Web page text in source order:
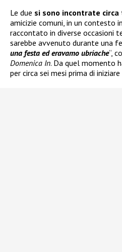
Le due si sono incontrate
amicizie comuni, in un contesto
raccontato in diverse occasioni
sarebbe avvenuto durante una
una festa ed eravamo ubriache“,
Domenica In. Da quel momento
per circa sei mesi prima di